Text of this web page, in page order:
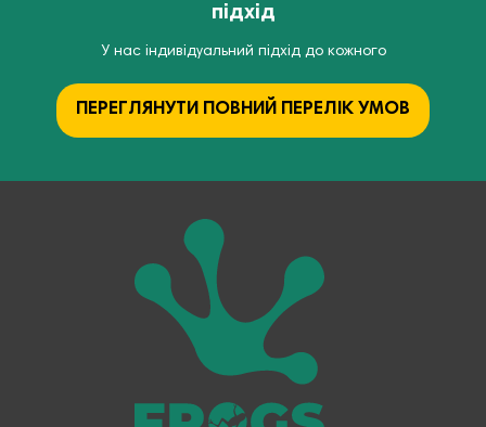
підхід
У нас індивідуальний підхід до кожного
ПЕРЕГЛЯНУТИ ПОВНИЙ ПЕРЕЛІК УМОВ